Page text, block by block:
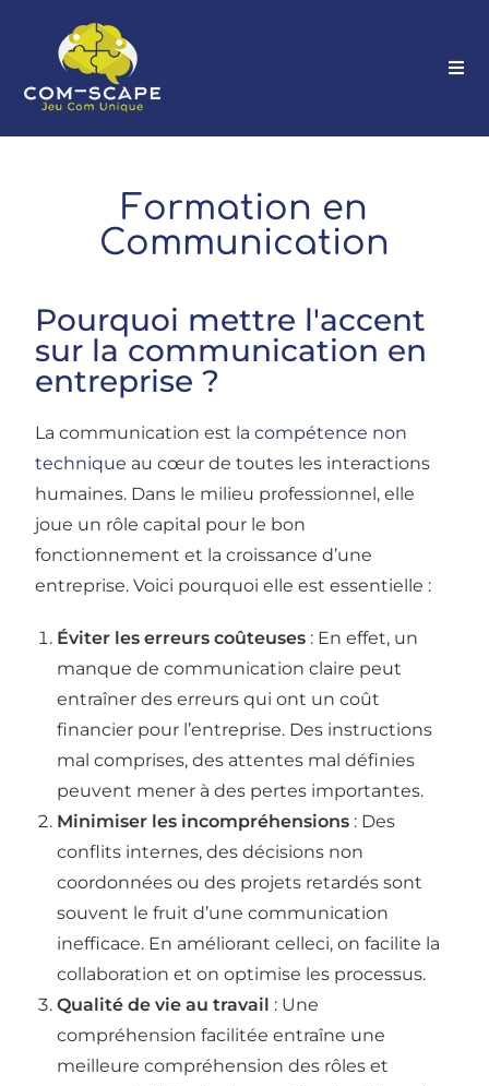
Formation en
Communication
Pourquoi mettre l'accent
sur la communication en
entreprise ?
La communication est la compétence non
technique au cœur de toutes les interactions
humaines. Dans le milieu professionnel, elle
joue un rôle capital pour le bon
fonctionnement et la croissance d’une
entreprise. Voici pourquoi elle est essentielle :
Éviter les erreurs coûteuses : En effet, un
manque de communication claire peut
entraîner des erreurs qui ont un coût
financier pour l’entreprise. Des instructions
mal comprises, des attentes mal définies
peuvent mener à des pertes importantes.
Minimiser les incompréhensions : Des
conflits internes, des décisions non
coordonnées ou des projets retardés sont
souvent le fruit d’une communication
inefficace. En améliorant celleci, on facilite la
collaboration et on optimise les processus.
Qualité de vie au travail : Une
compréhension facilitée entraîne une
meilleure compréhension des rôles et